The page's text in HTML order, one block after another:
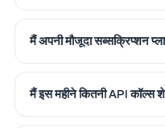
मैं अपनी मौजूदा सब्सक्रिप्शन
मैं इस महीने कितनी API